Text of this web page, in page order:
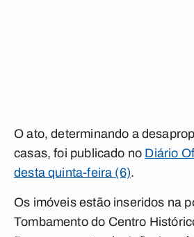
O ato, determinando a
casas, foi publicado no Diário
desta quinta-feira (6).
Os imóveis estão inseridos na
Tombamento do Centro